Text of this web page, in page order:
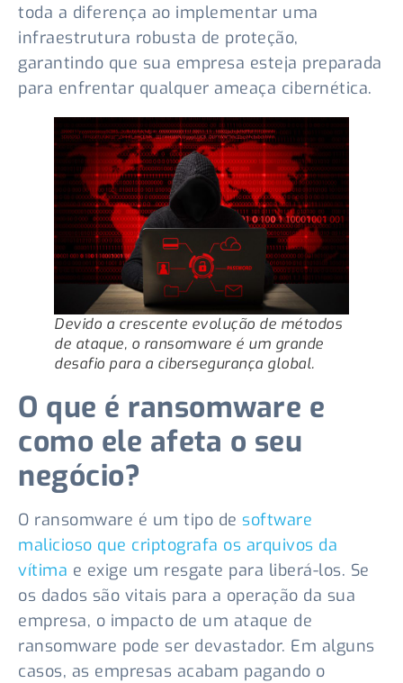
toda a diferença ao implementar uma
infraestrutura robusta de proteção,
garantindo que sua empresa esteja preparada
para enfrentar qualquer ameaça cibernética.
Devido a crescente evolução de métodos
de ataque, o ransomware é um grande
desafio para a cibersegurança global.
O que é ransomware e
como ele afeta o seu
negócio?
O ransomware é um tipo de software
malicioso que criptografa os arquivos da
vítima e exige um resgate para liberá-los. Se
os dados são vitais para a operação da sua
empresa, o impacto de um ataque de
ransomware pode ser devastador. Em alguns
casos, as empresas acabam pagando o